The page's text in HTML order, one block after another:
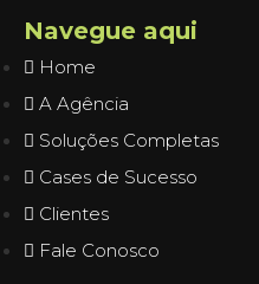
Navegue aqui
Home
A Agência
Soluções Completas
Cases de Sucesso
Clientes
Fale Conosco